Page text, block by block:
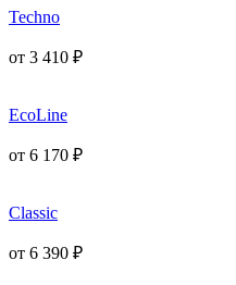
Techno
от 3 410 ₽
EcoLine
от 6 170 ₽
Classic
от 6 390 ₽